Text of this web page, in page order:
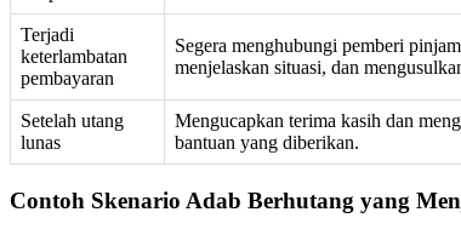
Terjadi
keterlambatan
pembayaran
Segera menghubungi pemberi
menjelaskan situasi, dan
Setelah utang
lunas
Mengucapkan terima kasih dan
bantuan yang diberikan.
Contoh Skenario Adab Berhutang yang